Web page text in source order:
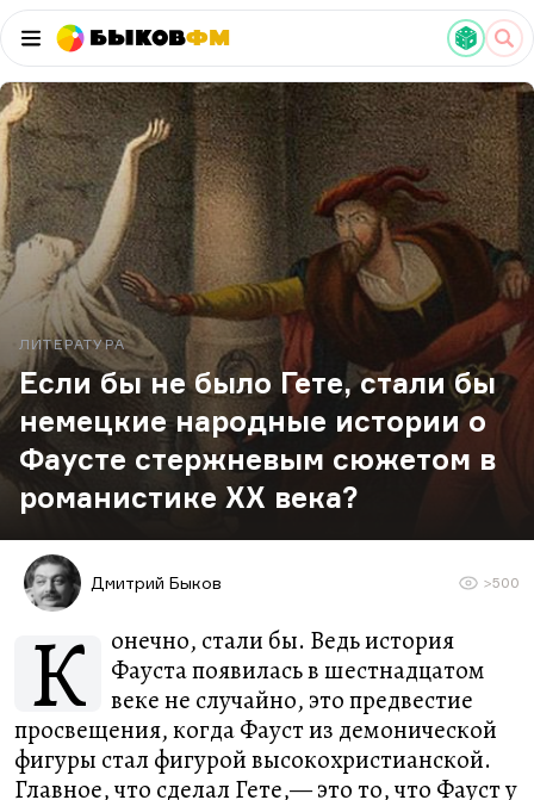
БыковФМ
ЛИТЕРАТУРА
Если бы не было Гете, стали бы
немецкие народные истории о
Фаусте стержневым сюжетом в
романистике XX века?
Дмитрий Быков >500
К
онечно, стали бы. Ведь история
Фауста появилась в шестнадцатом
веке не случайно, это предвестие
просвещения, когда Фауст из демонической
фигуры стал фигурой высокохристианской.
Главное, что сделал Гете,— это то, что Фауст у